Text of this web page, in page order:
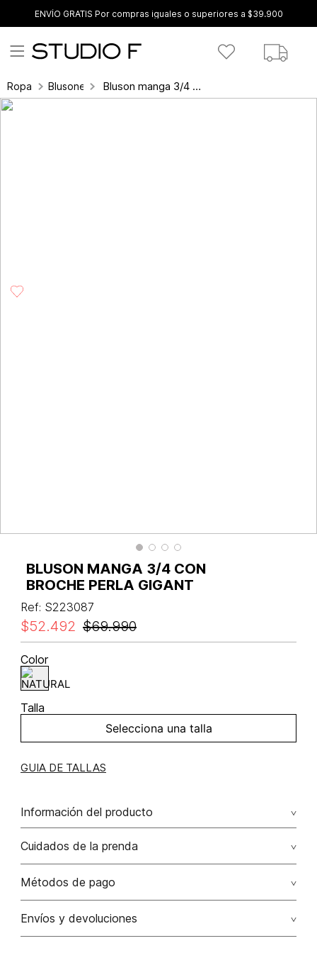
ENVÍO GRATIS Por compras iguales o superiores a $39.900
Ropa Blusones Bluson manga 3/4 con broche perla gigant
BLUSON MANGA 3/4 CON
BROCHE PERLA GIGANT
Ref: S223087
$69.990
$52.492
Color
Talla
Selecciona una talla
GUIA DE TALLAS
Información del producto
100.00% lino/linen
Cuidados de la prenda
Lavar a mano por separado / no dejar en remojo / no
No usar lejia
Métodos de pago
Tarjetas de crédito: Visa, Dinners, Master Card y American
Envíos y devoluciones